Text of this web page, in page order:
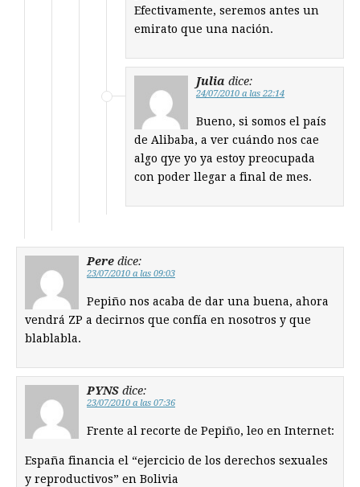
Efectivamente, seremos antes un
emirato que una nación.
Julia dice:
24/07/2010 a las 22:14
Bueno, si somos el país
de Alibaba, a ver cuándo nos cae
algo qye yo ya estoy preocupada
con poder llegar a final de mes.
Pere dice:
23/07/2010 a las 09:03
Pepiño nos acaba de dar una buena, ahora
vendrá ZP a decirnos que confía en nosotros y que
blablabla.
PYNS dice:
23/07/2010 a las 07:36
Frente al recorte de Pepiño, leo en Internet:
España financia el “ejercicio de los derechos sexuales
y reproductivos” en Bolivia